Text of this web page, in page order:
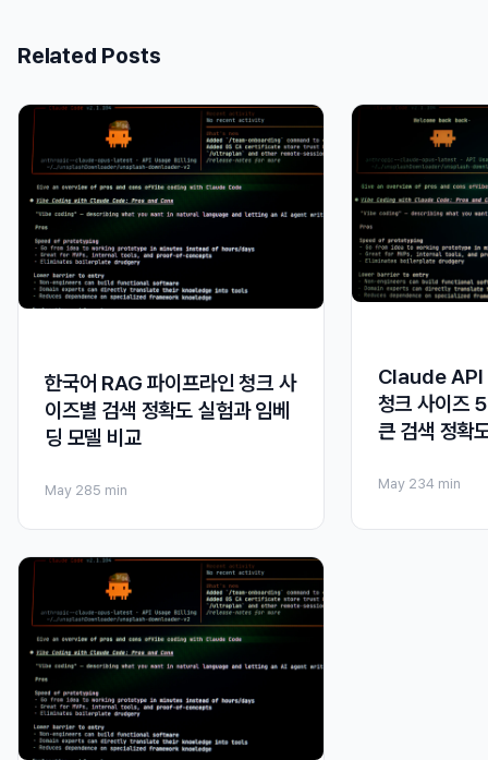
Related Posts
한국어 RAG 파이프라인 청크 사
이즈별 검색 정확도 실험과 임베
딩 모델 비교
May 285 min
Claude API
청크 사이즈
큰 검색 정확
May 234 min